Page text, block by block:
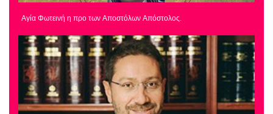
Αγία Φωτεινή η προ των Αποστόλων Απόστολος.